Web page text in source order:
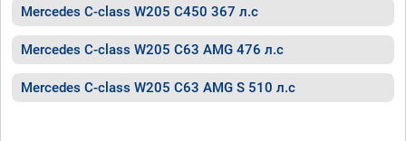
Mercedes C-class W205 C450 367 л.с
Mercedes C-class W205 C63 AMG 476 л.с
Mercedes C-class W205 C63 AMG S 510 л.с